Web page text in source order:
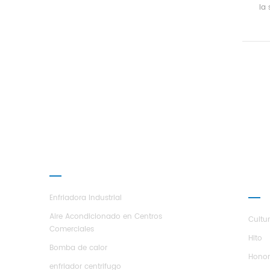
la
Enfriadora Industrial
Aire Acondicionado en Centros
Comerciales
Bomba de calor
enfriador centrifugo
Hito
Honor